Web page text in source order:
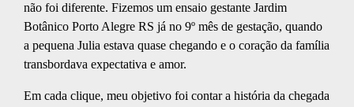
não foi diferente. Fizemos um ensaio gestante Jardim
Botânico Porto Alegre RS já no 9º mês de gestação, quando
a pequena Julia estava quase chegando e o coração da família
transbordava expectativa e amor.
Em cada clique, meu objetivo foi contar a história da chegada